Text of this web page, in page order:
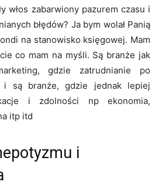
włos zabarwiony pazurem czasu i
błędów? Ja bym wolał Panią
na stanowisko księgowej. Mam
co mam na myśli. Są branże jak
gdzie zatrudnianie po
i są branże, gdzie jednak lepiej
i zdolności np ekonomia,
itp itd
i